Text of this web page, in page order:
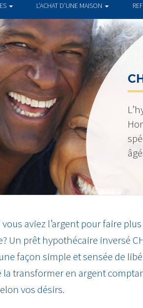
L’ACHAT D’UNE MAISON
aviez l’argent pour faire
Un prêt hypothécaire inversé
façon simple et sensée de
la transformer en argent
vos désirs.